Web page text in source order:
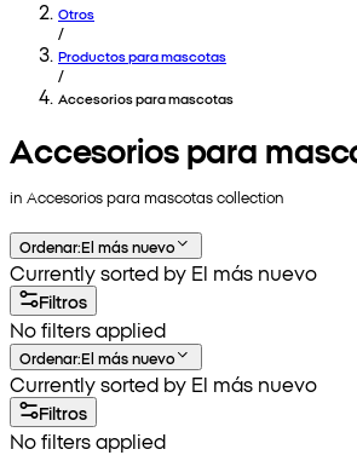
Otros
/
Productos para mascotas
/
Accesorios para mascotas
Accesorios para
in Accesorios para mascotascollection
Ordenar:El más nuevo
Currently sorted by El más nuevo
Filtros
No filters applied
Ordenar:El más nuevo
Currently sorted by El más nuevo
Filtros
No filters applied